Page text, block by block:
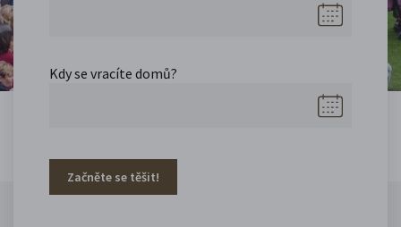
Kdy se vracíte domů?
Začněte se těšit!